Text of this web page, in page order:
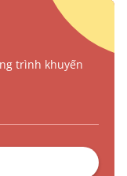
trình khuyến